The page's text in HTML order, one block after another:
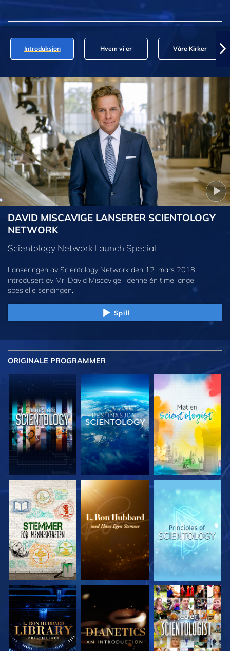
Introduksjon Hvem vi er Våre Kirker
DAVID MISCAVIGE LANSERER SCIENTOLOGY
NETWORK
Scientology Network Launch Special
Lanseringen av Scientology Network den 12. mars 2018,
introdusert av Mr. David Miscavige i denne én time lange
spesielle sendingen.
Spill
ORIGINALE PROGRAMMER
UTFORSK SERIEN UTFORSK SERIEN UTFORSK SERIEN
UTFORSK SERIEN UTFORSK SERIEN SE